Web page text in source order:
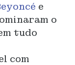
e
o
tudo
com